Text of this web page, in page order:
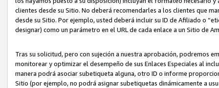
clientes desde su Sitio. No deberá recomendarles a los clientes que
desde su Sitio. Por ejemplo, usted deberá incluir su ID de Afiliado o
designar) como un parámetro en el URL de cada enlace a un Sitio de
Tras su solicitud, pero con sujeción a nuestra aprobación, podremos
monitorear y optimizar el desempeño de sus Enlaces Especiales al
manera podrá asociar subetiqueta alguna, otro ID o informe
Sitio (por ejemplo, no podrá asignar subetiquetas dinámicamente a